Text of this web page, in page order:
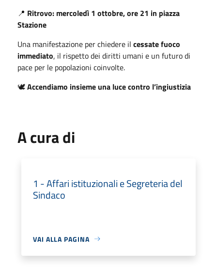
📍 Ritrovo: mercoledì 1 ottobre, ore 21 in piazza
Stazione
Una manifestazione per chiedere il cessate fuoco
immediato, il rispetto dei diritti umani e un futuro di
pace per le popolazioni coinvolte.
🕊️Accendiamo insieme una luce contro l’ingiustizia
A cura di
1 - Affari istituzionali e Segreteria del
Sindaco
VAI ALLA PAGINA